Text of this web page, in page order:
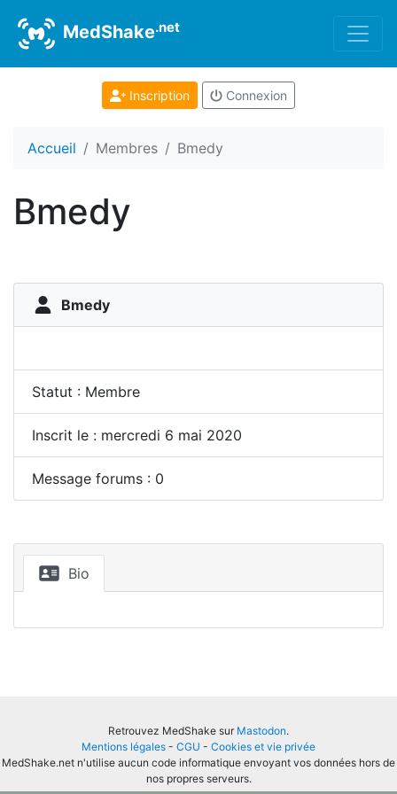
MedShake.net
Inscription Connexion
Accueil Membres Bmedy
Bmedy
Bmedy
Statut : Membre
Inscrit le : mercredi 6 mai 2020
Message forums : 0
Bio
Retrouvez MedShake sur Mastodon.
Mentions légales - CGU - Cookies et vie privée
MedShake.net n'utilise aucun code informatique envoyant vos données hors de
nos propres serveurs.